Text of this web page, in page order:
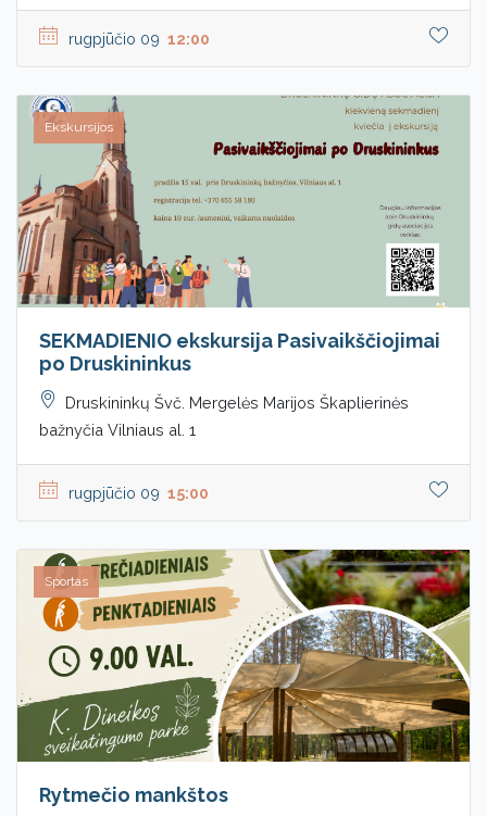
rugpjūčio 09 12:00
Ekskursijos
SEKMADIENIO ekskursija Pasivaikščiojimai
po Druskininkus
Druskininkų Švč. Mergelės Marijos Škaplierinės
bažnyčia Vilniaus al. 1
rugpjūčio 09 15:00
Sportas
Rytmečio mankštos